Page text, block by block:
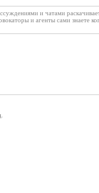
и чатами
и агенты сами знаете